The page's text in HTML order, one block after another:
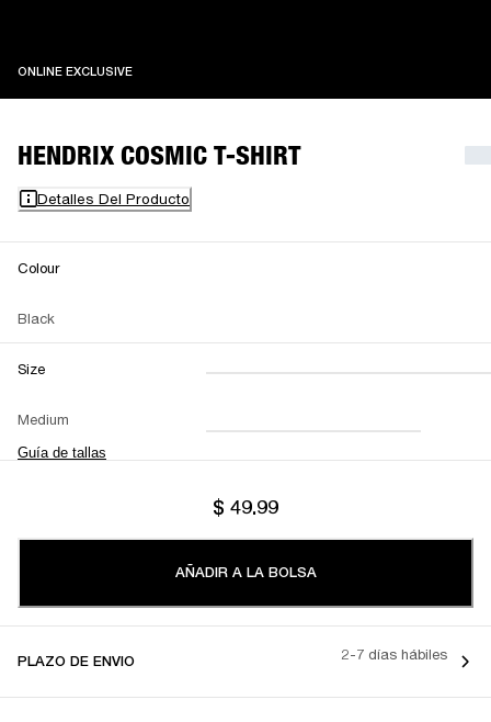
ONLINE EXCLUSIVEONLINE EXCLUSIVE
HENDRIX COSMIC T-SHIRT
Detalles Del Producto
Colour
Black
Size
Medium
Guía de tallas
XXS XS S M
L XL XXL
$ 49.99
AÑADIR A LA BOLSA
PLAZO DE ENVIO 2-7 días hábiles